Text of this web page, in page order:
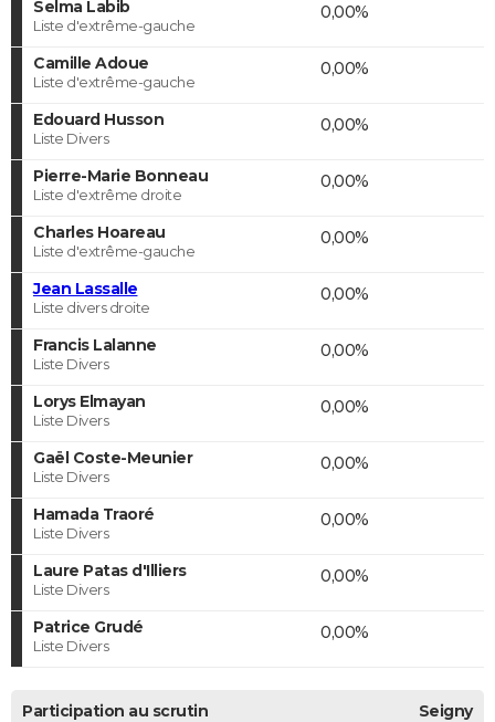
Selma Labib
Liste d'extrême-gauche
0,00%
Camille Adoue
Liste d'extrême-gauche
0,00%
Edouard Husson
Liste Divers
0,00%
Pierre-Marie Bonneau
Liste d'extrême droite
0,00%
Charles Hoareau
Liste d'extrême-gauche
0,00%
Jean Lassalle
Liste divers droite
0,00%
Francis Lalanne
Liste Divers
0,00%
Lorys Elmayan
Liste Divers
0,00%
Gaël Coste-Meunier
Liste Divers
0,00%
Hamada Traoré
Liste Divers
0,00%
Laure Patas d'Illiers
Liste Divers
0,00%
Patrice Grudé
Liste Divers
0,00%
Participation au scrutin Seigny